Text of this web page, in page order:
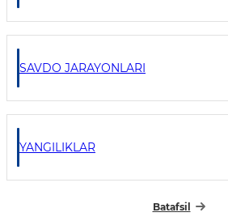
SAVDO JARAYONLARI
YANGILIKLAR
Batafsil